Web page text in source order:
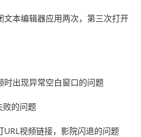
本编辑器应用两次，第三次打开
时出现异常空白窗口的问题
败的问题
视频链接，影院闪退的问题